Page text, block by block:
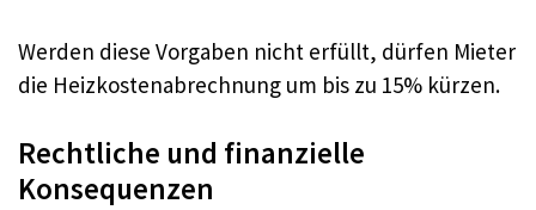
Werden diese Vorgaben nicht erfüllt, dürfen Mieter
die Heizkostenabrechnung um bis zu 15% kürzen.
Rechtliche und finanzielle
Konsequenzen